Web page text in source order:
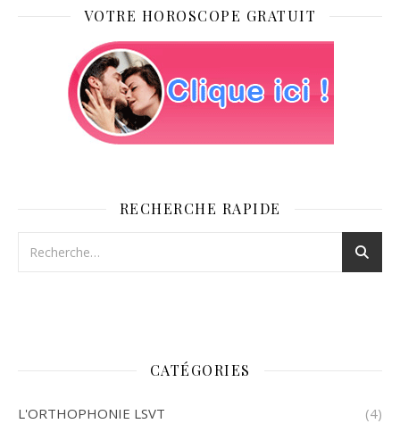
VOTRE HOROSCOPE GRATUIT
RECHERCHE RAPIDE
CATÉGORIES
L'ORTHOPHONIE LSVT (4)